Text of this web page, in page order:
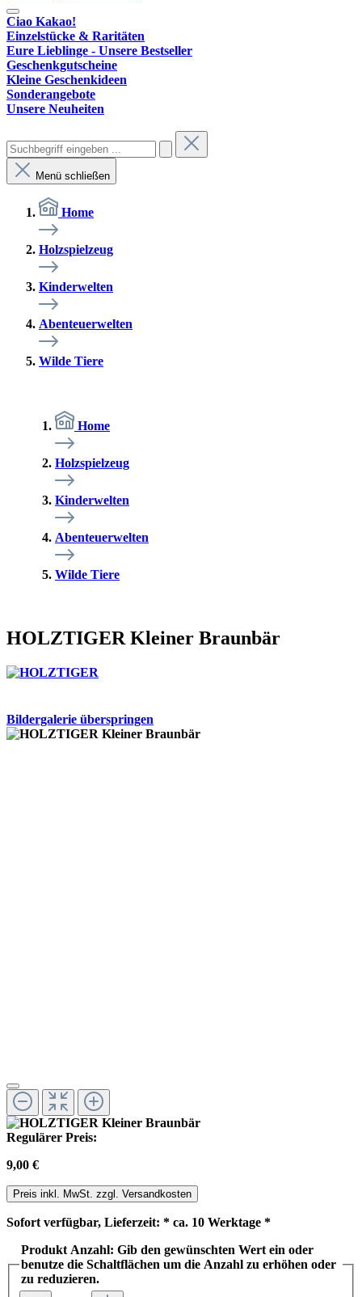
Ciao Kakao!
Einzelstücke & Raritäten
Eure Lieblinge - Unsere Bestseller
Geschenkgutscheine
Kleine Geschenkideen
Sonderangebote
Unsere Neuheiten
Menü schließen
Home
Holzspielzeug
Kinderwelten
Abenteuerwelten
Wilde Tiere
Home
Holzspielzeug
Kinderwelten
Abenteuerwelten
Wilde Tiere
HOLZTIGER Kleiner Braunbär
Bildergalerie überspringen
Regulärer Preis:
9,00 €
Preis inkl. MwSt. zzgl. Versandkosten
Sofort verfügbar, Lieferzeit: * ca. 10 Werktage *
Produkt Anzahl: Gib den gewünschten Wert ein oder
benutze die Schaltflächen um die Anzahl zu erhöhen oder
zu reduzieren.